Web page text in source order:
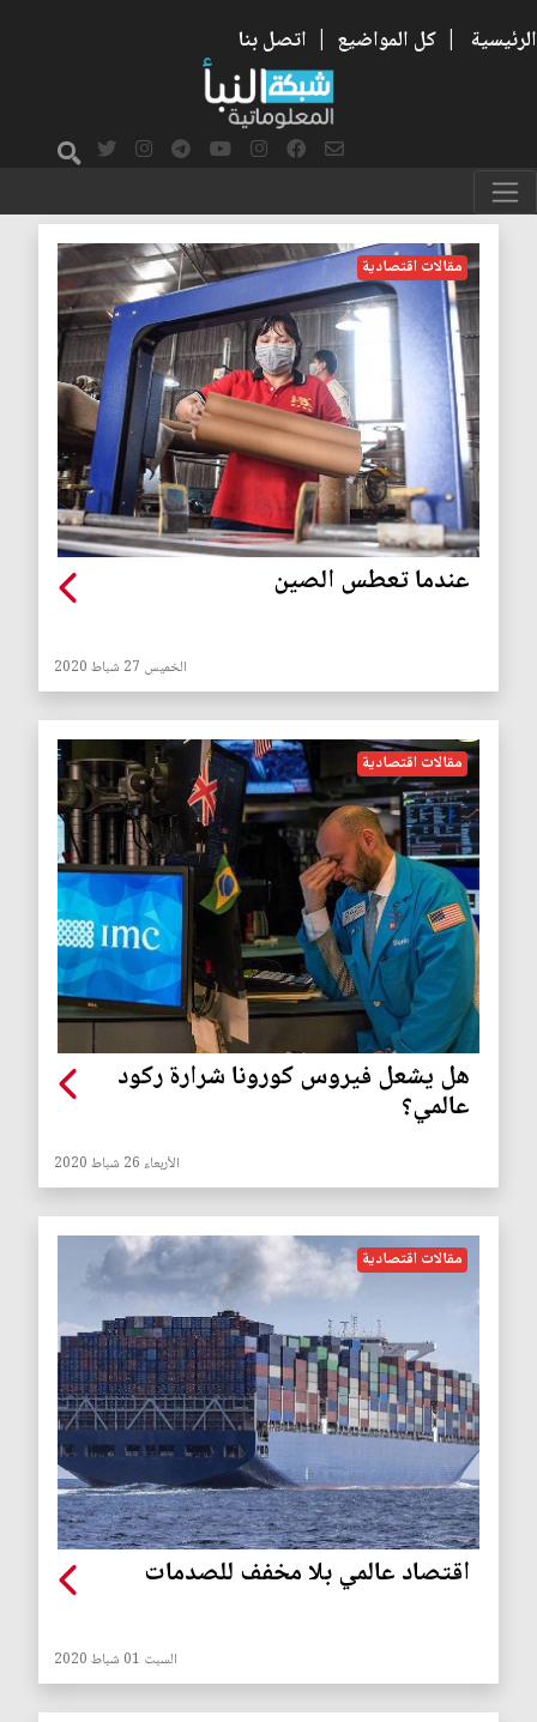
الرئيسية | كل المواضيع | اتصل بنا
الركود
مقالات اقتصادية
عندما تعطس الصين
الخميس 27 شباط 2020
مقالات اقتصادية
هل يشعل فيروس كورونا شرارة ركود
عالمي؟
الأربعاء 26 شباط 2020
مقالات اقتصادية
اقتصاد عالمي بلا مخفف للصدمات
السبت 01 شباط 2020